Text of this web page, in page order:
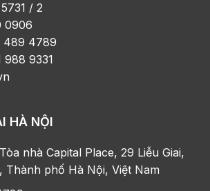
/ 2
0906
489 4789
988 9331
HÀ NỘI
nhà Capital Place, 29 Liễu Giai,
Thành phố Hà Nội, Việt Nam